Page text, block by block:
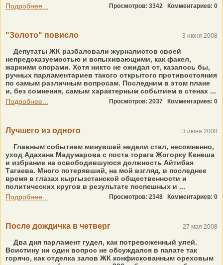
Подробнее...
Просмотров: 3342 Комментариев: 0
"Золото" повисло 3 июня 2008
Депутаты ЖК разбаловали журналистов своей
непредсказуемостью и вспыхивающими, как факел,
жаркими спорами. Хотя никто не ожидал от, казалось бы,
ручных парламентариев такого открытого противостояния
по самым различным вопросам. Последним в этом плане
и, без сомнения, самым характерным событием в стенах ...
Подробнее...
Просмотров: 2037 Комментариев: 0
Лучшего из одного 3 июня 2008
Главным событием минувшей недели стал, несомненно,
уход Адахана Мадумарова с поста торага Жогорку Кенеша
и избрание на освободившуюся должность Айтибая
Тагаева. Много потерявший, на мой взгляд, в последнее
время в глазах кыргызстанской общественности и
политических кругов в результате поспешных и ...
Подробнее...
Просмотров: 2348 Комментариев: 0
После дождичка в четверг 27 мая 2008
Два дня парламент гудел, как потревоженный улей.
Воистину ни один вопрос не обсуждался в палате так
горячо, как отделка залов ЖК конфискованным ореховым